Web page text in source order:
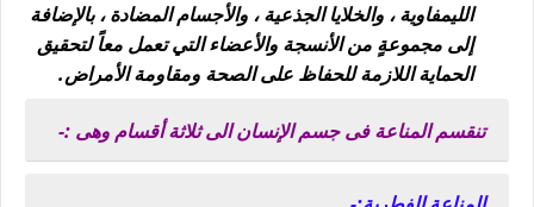
الليمفاوية ، والخلايا الجذعية ، والأجسام المضادة ، بالإضافة
إلى مجموعةٍ من الأنسجة والأعضاء التي تعمل معاً لتحقيق
الحماية اللازمة للحفاظ على الصحة ومقاومة الأمراض.
تنقسم المناعة فى جسم الإنسان الى ثلاثة أقسام وهى :-